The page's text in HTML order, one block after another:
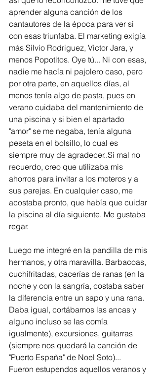
aprender alguna canción de los
cantautores de la época para ver si
con esas triunfaba. El marketing exigía
más Silvio Rodriguez, Victor Jara, y
menos Popotitos. Oye tú... Ni con esas,
nadie me hacía ni pajolero caso, pero
por otra parte, en aquellos días, al
menos tenía algo de pasta, pues en
verano cuidaba del mantenimiento de
una piscina y si bien el apartado
"amor" se me negaba, tenía alguna
peseta en el bolsillo, lo cual es
siempre muy de agradecer..Si mal no
recuerdo, creo que utilizaba mis
ahorros para invitar a los moteros y a
sus parejas. En cualquier caso, me
acostaba pronto, que había que cuidar
la piscina al día siguiente. Me gustaba
regar.
Luego me integré en la pandilla de mis
hermanos, y otra maravilla. Barbacoas,
cuchifritadas, cacerías de ranas (en la
noche y con la sangría, costaba saber
la diferencia entre un sapo y una rana.
Daba igual, cortábamos las ancas y
alguno incluso se las comía
igualmente), excursiones, guitarras
(siempre nos quedará la canción de
"Puerto España" de Noel Soto)...
Fueron estupendos aquellos veranos y